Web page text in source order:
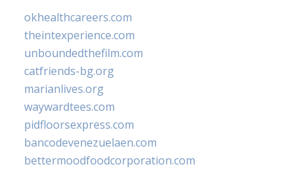
okhealthcareers.com
theintexperience.com
unboundedthefilm.com
catfriends-bg.org
marianlives.org
waywardtees.com
pidfloorsexpress.com
bancodevenezuelaen.com
bettermoodfoodcorporation.com